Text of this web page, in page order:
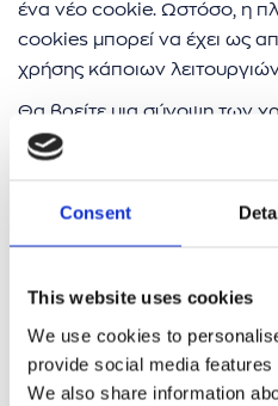
Consent
This website uses cookies
We use cookies to
provide social media
We also share information
ένα νέο cookie. Ωστόσο, η
cookies μπορεί να έχει ως
χρήσης κάποιων
Θα βρείτε μια σύνοψη των
με πρόσθετες πληροφορίες
Όρους Cookie.
3.Google Analytics
προσφέρεται από την
χρησιμοποιεί “cookies”, που